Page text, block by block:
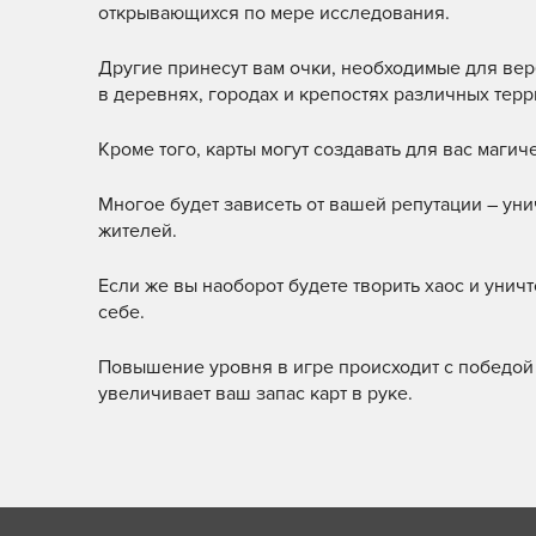
открывающихся по мере исследования.
Другие принесут вам очки, необходимые для
в деревнях, городах и крепостях различных
Кроме того, карты могут создавать для вас
Многое будет зависеть от вашей репутации –
жителей.
Если же вы наоборот будете творить хаос и
себе.
Повышение уровня в игре происходит с
увеличивает ваш запас карт в руке.